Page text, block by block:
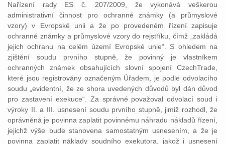
Nařízení rady ES č. 207/2009, že vykonává veškerou
administrativní činnost pro ochranné známky (a průmyslové
vzory) v Evropské unii a že po provedeném řízení zapisuje
ochranné známky a průmyslové vzory do rejstříku, čímž „zakládá
jejich ochranu na celém území Evropské unie“. S ohledem na
zjištění soudu prvního stupně, že povinný je vlastníkem
ochranných známek obsahujících slovní spojení CzechTrade,
které jsou registrovány označeným Úřadem, je podle odvolacího
soudu „evidentní, že ze shora uvedených důvodů byl dán důvod
pro zastavení exekuce“. Za správné považoval odvolací soud i
výroky II. a III. usnesení soudu prvního stupně, jimiž rozhodl, že
oprávněná je povinna zaplatit povinnému náhradu nákladů řízení,
jejichž výše bude stanovena samostatným usnesením, a že je
povinna zaplatit náklady soudního exekutora, jakož i usnesení